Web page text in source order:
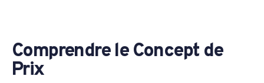
Comprendre le Concept de
Prix